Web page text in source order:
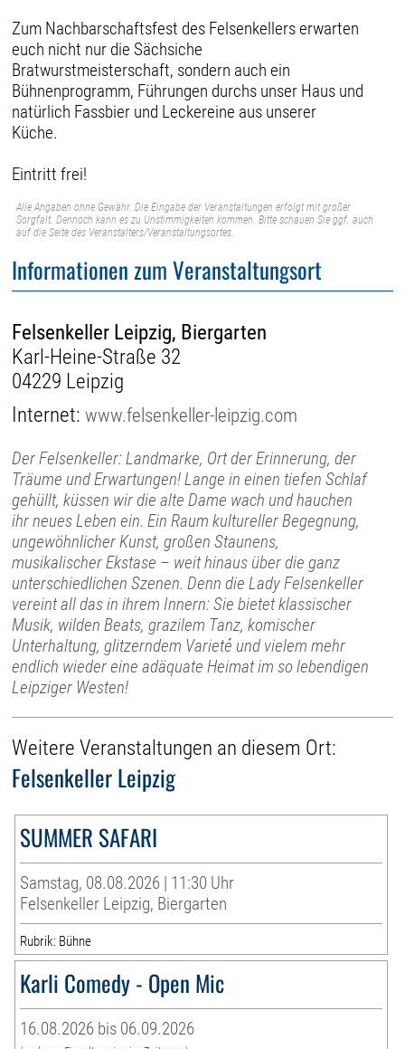
Zum Nachbarschaftsfest des Felsenkellers erwarten
euch nicht nur die Sächsiche
Bratwurstmeisterschaft, sondern auch ein
Bühnenprogramm, Führungen durchs unser Haus und
natürlich Fassbier und Leckereine aus unserer
Küche.
Eintritt frei!
Alle Angaben ohne Gewähr. Die Eingabe der Veranstaltungen erfolgt mit großer
Sorgfalt. Dennoch kann es zu Unstimmigkeiten kommen. Bitte schauen Sie ggf. auch
auf die Seite des Veranstalters/Veranstaltungsortes.
Informationen zum Veranstaltungsort
Felsenkeller Leipzig, Biergarten
Karl-Heine-Straße 32
04229 Leipzig
Internet:www.felsenkeller-leipzig.com
Der Felsenkeller: Landmarke, Ort der Erinnerung, der
Träume und Erwartungen! Lange in einen tiefen Schlaf
gehüllt, küssen wir die alte Dame wach und hauchen
ihr neues Leben ein. Ein Raum kultureller Begegnung,
ungewöhnlicher Kunst, großen Staunens,
musikalischer Ekstase – weit hinaus über die ganz
unterschiedlichen Szenen. Denn die Lady Felsenkeller
vereint all das in ihrem Innern: Sie bietet klassischer
Musik, wilden Beats, grazilem Tanz, komischer
Unterhaltung, glitzerndem Varieté und vielem mehr
endlich wieder eine adäquate Heimat im so lebendigen
Leipziger Westen!
Weitere Veranstaltungen an diesem Ort:
Felsenkeller Leipzig
SUMMER SAFARI
Samstag, 08.08.2026 | 11:30 Uhr
Felsenkeller Leipzig, Biergarten
Rubrik: Bühne
Karli Comedy - Open Mic
16.08.2026 bis 06.09.2026